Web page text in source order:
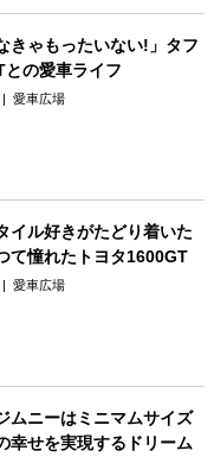
きゃもったいない!」タフ
の愛車ライフ
愛車広場
イル好きがたどり着いた
て憧れたトヨタ1600GT
愛車広場
ムニーはミニマムサイズ
幸せを実現するドリーム